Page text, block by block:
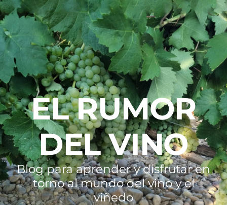
EL RUMOR
DEL VINO
Blog para aprender y disfrutar en
torno al mundo del vino y el
viñedo